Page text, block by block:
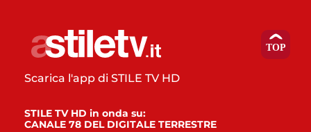
Scarica l'app di STILE TV HD
STILE TV HD in onda su:
CANALE 78 DEL DIGITALE TERRESTRE